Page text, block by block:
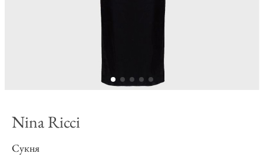
Nina Ricci
Сукня